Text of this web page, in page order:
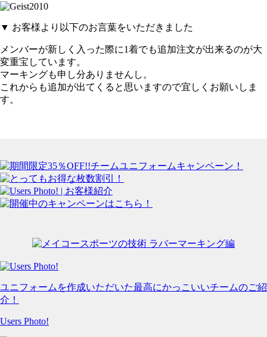
▼ お客様より以下のお言葉をいただきました
メンバーが新しく入った際に1着でも追加注文が出来るのが大
変重宝しています。
マーキングも申し分ありませんし。
これからも追加が出てくると思いますので宜しくお願いしま
す。
ユニフォームを作成いただいた最高にかっこいいチームのご紹
介！
Users Photo!